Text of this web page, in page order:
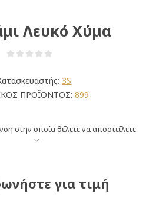
Λευκό Χύμα
3S
ΠΡΟΪΟΝΤΟΣ: 899
στην οποία θέλετε να αποστείλετε
για τιμή